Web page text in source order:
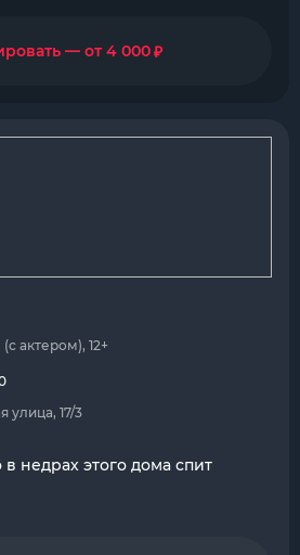
— от 4 000₽
актером), 12+
улица, 17/3
в недрах этого дома спит